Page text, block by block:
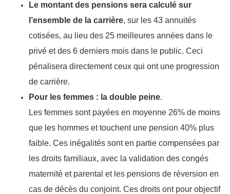
Le montant des pensions sera calculé sur
l’ensemble de la carrière, sur les 43 annuités
cotisées, au lieu des 25 meilleures années dans le
privé et des 6 derniers mois dans le public. Ceci
pénalisera directement ceux qui ont une progression
de carrière.
Pour les femmes : la double peine.
Les femmes sont payées en moyenne 26% de moins
que les hommes et touchent une pension 40% plus
faible. Ces inégalités sont en partie compensées par
les droits familiaux, avec la validation des congés
maternité et parental et les pensions de réversion en
cas de décès du conjoint. Ces droits ont pour objectif